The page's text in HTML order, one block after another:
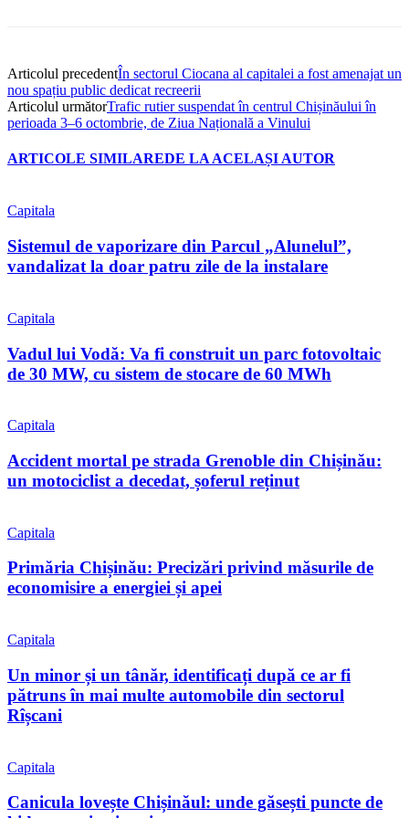
Articolul precedentÎn sectorul Ciocana al capitalei a fost amenajat un
nou spațiu public dedicat recreerii
Articolul următorTrafic rutier suspendat în centrul Chișinăului în
perioada 3–6 octombrie, de Ziua Națională a Vinului
ARTICOLE SIMILAREDE LA ACELAȘI AUTOR
Capitala
Sistemul de vaporizare din Parcul „Alunelul”,
vandalizat la doar patru zile de la instalare
Capitala
Vadul lui Vodă: Va fi construit un parc fotovoltaic
de 30 MW, cu sistem de stocare de 60 MWh
Capitala
Accident mortal pe strada Grenoble din Chișinău:
un motociclist a decedat, șoferul reținut
Capitala
Primăria Chișinău: Precizări privind măsurile de
economisire a energiei și apei
Capitala
Un minor și un tânăr, identificați după ce ar fi
pătruns în mai multe automobile din sectorul
Rîșcani
Capitala
Canicula lovește Chișinăul: unde găsești puncte de